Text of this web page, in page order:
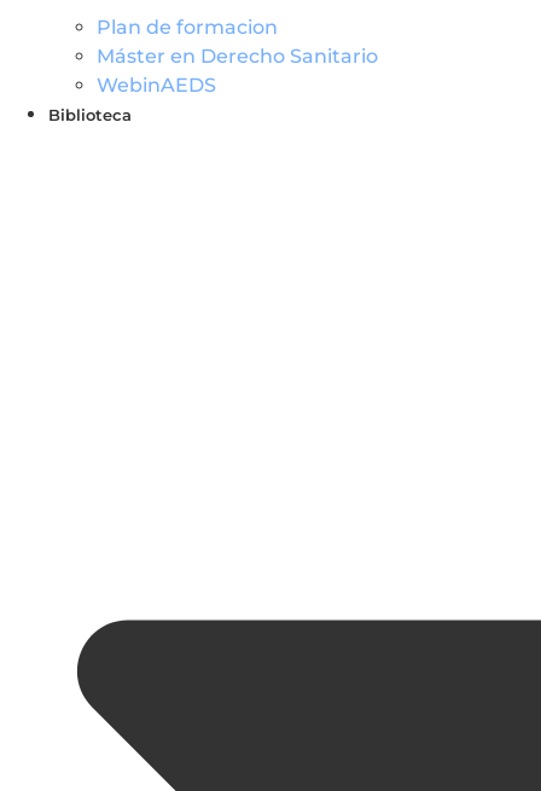
Plan de formacion
Máster en Derecho Sanitario
WebinAEDS
Biblioteca